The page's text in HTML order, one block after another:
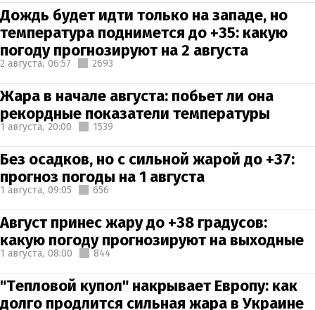
Дождь будет идти только на западе, но
температура поднимется до +35: какую
погоду прогнозируют на 2 августа
2 августа, 06:57 2693
Жара в начале августа: побьет ли она
рекордные показатели температуры
1 августа, 20:00 1539
Без осадков, но с сильной жарой до +37:
прогноз погоды на 1 августа
1 августа, 09:05 656
Август принес жару до +38 градусов:
какую погоду прогнозируют на выходные
1 августа, 08:00 844
"Тепловой купол" накрывает Европу: как
долго продлится сильная жара в Украине